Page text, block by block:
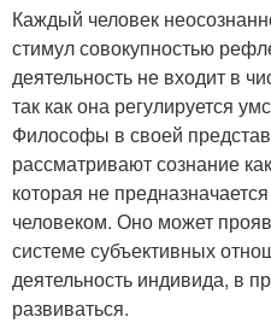
Каждый человек
стимул совокупностью
деятельность не входит в
так как она регулируется
Философы в своей
рассматривают сознание
которая не
человеком. Оно может
системе субъективных
деятельность индивида, в
развиваться.